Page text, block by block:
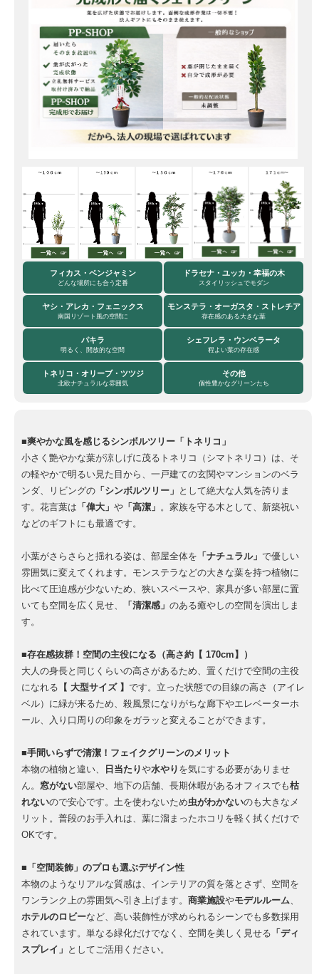
フィカス・ベンジャミン
どんな場所にも合う定番
ドラセナ・ユッカ・幸福の木
スタイリッシュでモダン
ヤシ・アレカ・フェニックス
南国リゾート風の空間に
モンステラ・オーガスタ・ストレチア
存在感のある大きな葉
パキラ
明るく、開放的な空間
シェフレラ・ウンベラータ
程よい葉の存在感
トネリコ・オリーブ・ツツジ
北欧ナチュラルな雰囲気
その他
個性豊かなグリーンたち
■爽やかな風を感じるシンボルツリー「トネリコ」
小さく艶やかな葉が涼しげに茂るトネリコ（シマトネリコ）は、そ
の軽やかで明るい見た目から、一戸建ての玄関やマンションのベラ
ンダ、リビングの 「シンボルツリー」 として絶大な人気を誇りま
す。花言葉は 「偉大」 や 「高潔」 。家族を守る木として、新築祝い
などのギフトにも最適です。
小葉がさらさらと揺れる姿は、部屋全体を 「ナチュラル」 で優しい
雰囲気に変えてくれます。モンステラなどの大きな葉を持つ植物に
比べて圧迫感が少ないため、狭いスペースや、家具が多い部屋に置
いても空間を広く見せ、
「清潔感」 のある癒やしの空間を演出しま
す。
■存在感抜群！空間の主役になる（高さ約【 170cm】）
大人の身長と同じくらいの高さがあるため、置くだけで空間の主役
になれる 【 大型サイズ 】 です。立った状態での目線の高さ（アイレ
ベル）に緑が来るため、殺風景になりがちな廊下やエレベーターホ
ール、入り口周りの印象をガラッと変えることができます。
■手間いらずで清潔！フェイクグリーンのメリット
本物の植物と違い、
日当たりや水やり を気にする必要がありませ
ん。 窓がない部屋や、地下の店舗、長期休暇があるオフィスでも枯
れないので安心です。土を使わないため虫がわかないのも大きなメ
リット。普段のお手入れは、葉に溜まったホコリを軽く拭くだけで
OKです。
■「空間装飾」のプロも選ぶデザイン性
本物のようなリアルな質感は、インテリアの質を落とさず、空間を
ワンランク上の雰囲気へ引き上げます。 商業施設やモデルルーム
ホテルのロビーなど、高い装飾性が求められるシーンでも多数採用
されています。単なる緑化だけでなく、空間を美しく見せる 「ディ
スプレイ」 としてご活用ください。